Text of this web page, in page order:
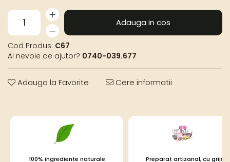
Adauga in cos
Cod Produs: C67
Ai nevoie de ajutor? 0740-039.677
Adauga la Favorite Cere informatii
100% ingrediente naturale Preparat artizanal, cu grijă